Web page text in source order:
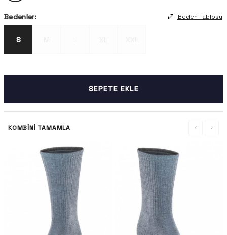
Bedenler: Beden Tablosu
S
SEPETE EKLE
KOMBINI TAMAMLA